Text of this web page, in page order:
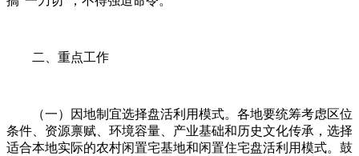
二、重点工作
（一）因地制宜选择盘活利用模式。各地要统筹考虑区位
条件、资源禀赋、环境容量、产业基础和历史文化传承，选择
适合本地实际的农村闲置宅基地和闲置住宅盘活利用模式。鼓